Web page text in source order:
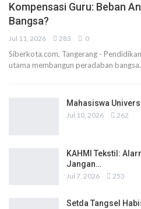
Kompensasi Guru: Beban
Bangsa?
Jul 11, 2026 283 0
Siberkota.com, Tangerang -
utama membangun peradaban
Mahasiswa
Jul 10, 2026 262
KAHMI Tekstil:
Jangan…
Jul 7, 2026 253
Setda Tangsel